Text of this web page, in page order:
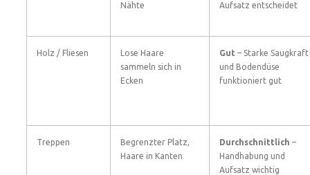
Nähte
Aufsatz entscheidet
Holz / Fliesen
Lose Haare
sammeln sich in
Ecken
Gut – Starke Saugkraft
und Bodendüse
funktioniert gut
Treppen
Begrenzter Platz,
Haare in Kanten
Durchschnittlich –
Handhabung und
Aufsatz wichtig